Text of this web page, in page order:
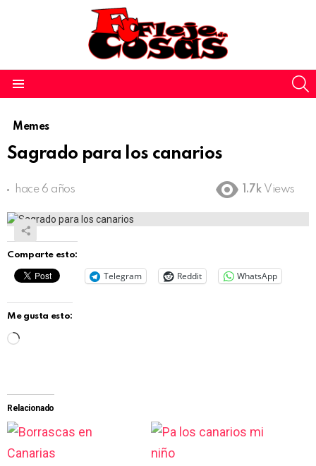
Memes
Sagrado para los canarios
hace 6 años 1.7k Views
Comparte esto:
Telegram Reddit WhatsApp
Me gusta esto:
g
a
Relacionado